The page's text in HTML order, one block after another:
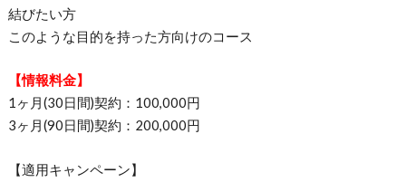
結びたい方
このような目的を持った方向けのコース
【情報料金】
1ヶ月(30日間)契約：100,000円
3ヶ月(90日間)契約：200,000円
【適用キャンペーン】